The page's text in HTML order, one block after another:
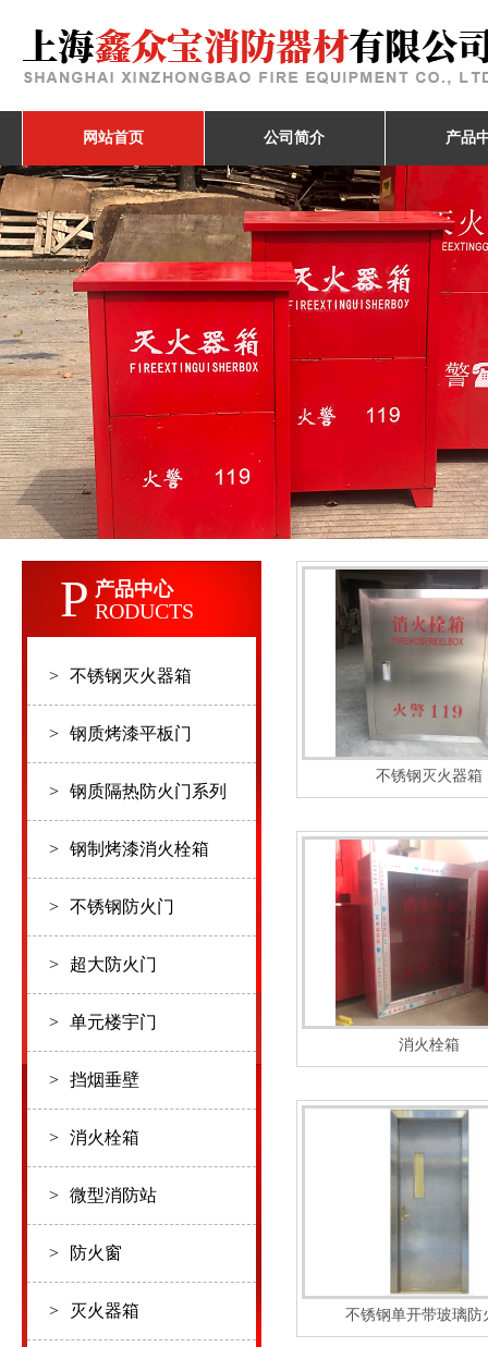
网站首页 公司简介 产品
P 产品中心
RODUCTS
> 不锈钢灭火器箱
> 钢质烤漆平板门
> 钢质隔热防火门系列
> 钢制烤漆消火栓箱
> 不锈钢防火门
> 超大防火门
> 单元楼宇门
> 挡烟垂壁
> 消火栓箱
> 微型消防站
> 防火窗
> 灭火器箱
不锈钢灭火器箱
消火栓箱
不锈钢单开带玻璃防